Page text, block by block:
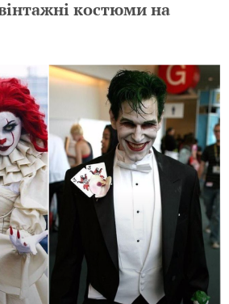
костюми на